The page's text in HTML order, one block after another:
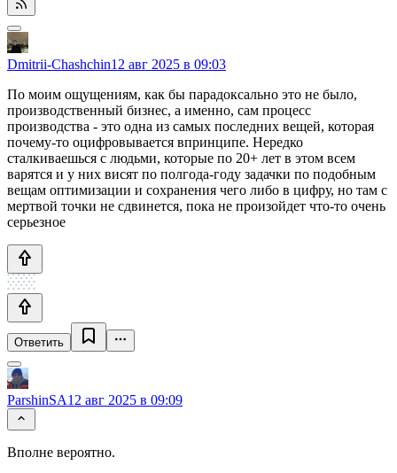
Dmitrii-Chashchin12 авг 2025 в 09:03
По моим ощущениям, как бы парадоксально это не было,
производственный бизнес, а именно, сам процесс
производства - это одна из самых последних вещей, которая
почему-то оцифровывается впринципе. Нередко
сталкиваешься с людьми, которые по 20+ лет в этом всем
варятся и у них висят по полгода-году задачки по подобным
вещам оптимизации и сохранения чего либо в цифру, но там с
мертвой точки не сдвинется, пока не произойдет что-то очень
серьезное
Ответить
ParshinSA12 авг 2025 в 09:09
Вполне вероятно.